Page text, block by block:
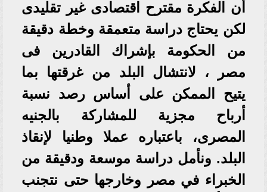
أن الفكرة مقترح اقتصادى غير تقليدى
لكن يحتاج دراسة متعمقة وخطة دقيقة
من الحكومة بإشراك القادرين فى
مصر ، لانتشال البلد من غرقتها بما
يتيح الممكن على أساس رصد نسبة
أرباح مجزية للمشاركة بالجنيه
المصرى، باعتباره عملا وطنيا لإنقاذ
البلد. ونأمل دراسة موسعة ودقيقة من
الخبراء في مصر وخارجها حتى نتجنب